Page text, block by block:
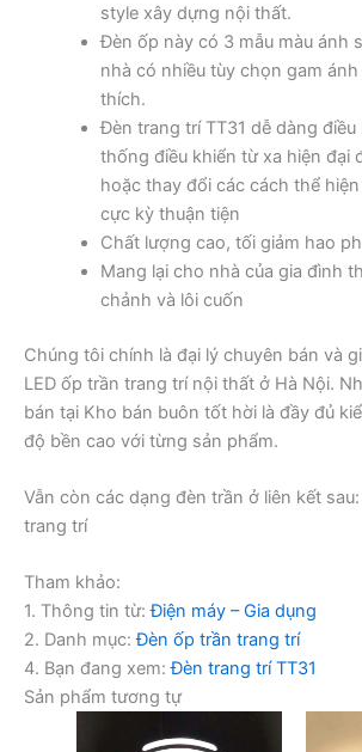
style xây dựng nội thất.
Đèn ốp này có 3 mẫu màu ánh
nhà có nhiều tùy chọn gam
thích.
Đèn trang trí TT31 dễ dàng điều
thống điều khiển từ xa hiện đại
hoặc thay đổi các cách thể
cực kỳ thuận tiện
Chất lượng cao, tối giảm hao
Mang lại cho nhà của gia đình
chảnh và lôi cuốn
Chúng tôi chính là đại lý chuyên bán và
LED ốp trần trang trí nội thất ở Hà Nội.
bán tại Kho bán buôn tốt hời là đầy đủ
độ bền cao với từng sản phẩm.
Vẫn còn các dạng đèn trần ở liên kết
trang trí
Tham khảo:
1. Thông tin từ:Điện máy – Gia dụng
2. Danh mục:Đèn ốp trần trang trí
4. Bạn đang xem:Đèn trang trí TT31
Sản phẩm tương tự